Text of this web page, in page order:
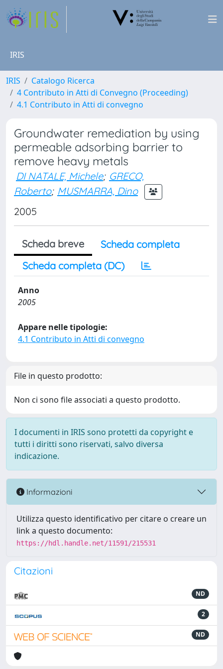
IRIS
IRIS
Catalogo Ricerca
4 Contributo in Atti di Convegno (Proceeding)
4.1 Contributo in Atti di convegno
Groundwater remediation by using
permeable adsorbing barrier to
remove heavy metals
DI NATALE, Michele; GRECO,
Roberto; MUSMARRA, Dino
2005
Scheda breve
Scheda completa
Scheda completa (DC)
Anno
2005
Appare nelle tipologie:
4.1 Contributo in Atti di convegno
File in questo prodotto:
Non ci sono file associati a questo prodotto.
I documenti in IRIS sono protetti da copyright e
tutti i diritti sono riservati, salvo diversa
indicazione.
Informazioni
Utilizza questo identificativo per citare o creare un
link a questo documento:
https://hdl.handle.net/11591/215531
Citazioni
ND
2
ND